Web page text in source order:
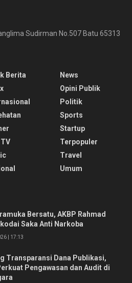
Sudirman No.507 Batu 65313
Berita
TV
News
Opini Publik
Politik
Sports
Startup
Terpopuler
Travel
Umum
Bersatu, AKBP Rahmad
Saka Anti Narkoba
| 17:13
Transparansi Dana Publikasi,
Pengawasan dan Audit di